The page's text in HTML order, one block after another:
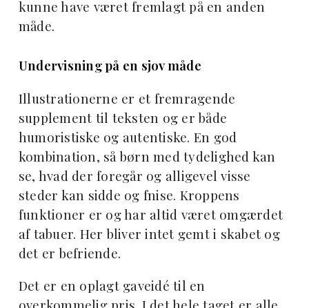
kunne have været fremlagt på en anden
måde.
Undervisning på en sjov måde
Illustrationerne er et fremragende
supplement til teksten og er både
humoristiske og autentiske. En god
kombination, så børn med tydelighed kan
se, hvad der foregår og alligevel visse
steder kan sidde og fnise. Kroppens
funktioner er og har altid været omgærdet
af tabuer. Her bliver intet gemt i skabet og
det er befriende.
Det er en oplagt gaveidé til en